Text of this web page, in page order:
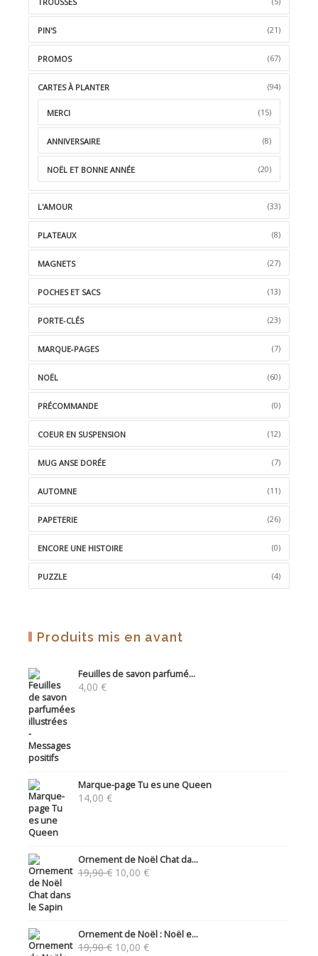
PIN'S (21)
PROMOS (67)
CARTES À PLANTER (94)
MERCI (15)
ANNIVERSAIRE (8)
NOËL ET BONNE ANNÉE (20)
L'AMOUR (33)
PLATEAUX (8)
MAGNETS (27)
POCHES ET SACS (13)
PORTE-CLÉS (23)
MARQUE-PAGES (7)
NOËL (60)
PRÉCOMMANDE (0)
COEUR EN SUSPENSION (12)
MUG ANSE DORÉE (7)
AUTOMNE (11)
PAPETERIE (26)
ENCORE UNE HISTOIRE (0)
PUZZLE (4)
Produits mis en avant
Feuilles de savon parfumé...
4,00 €
Marque-page Tu es une Queen
14,00 €
Ornement de Noël Chat da...
19,90€ Le
10,00 €Le
Ornement de Noël : Noël e...
19,90€ Le
10,00 €Le